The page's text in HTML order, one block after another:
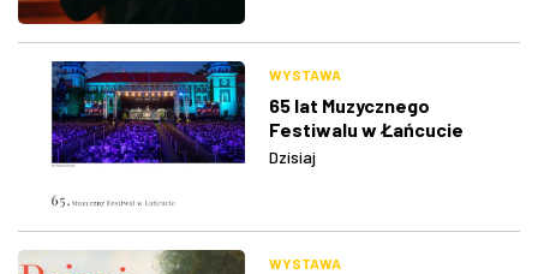
WYSTAWA
65 lat Muzycznego
Festiwalu w Łańcucie
Dzisiaj
WYSTAWA